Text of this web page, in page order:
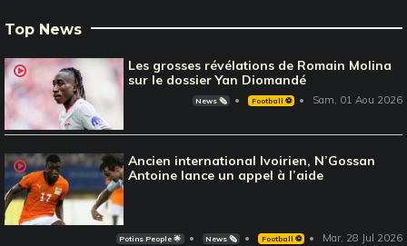
Top News
Les grosses révélations de Romain Molina
sur le dossier Yan Diomandé
News 🗞️ Football ⚽️ Sam, 01 Aou 2026
Ancien international Ivoirien, N’Gossan
Antoine lance un appel à l’aide
Potins People 🌟 News 🗞️ Football ⚽️ Mar, 28 Jul 2026